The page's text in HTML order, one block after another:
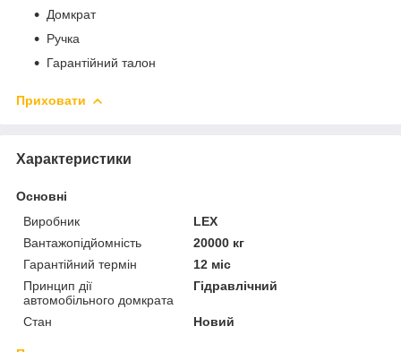
Домкрат
Ручка
Гарантійний талон
Приховати
Характеристики
Основні
Виробник
LEX
Вантажопідйомність
20000 кг
Гарантійний термін
12 міс
Принцип дії
автомобільного домкрата
Гідравлічний
Стан Новий